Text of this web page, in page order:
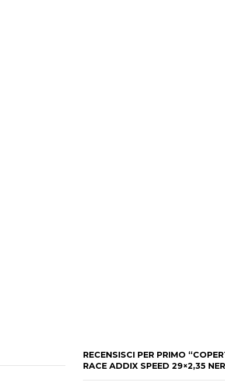
RECENSISCI PER PRIMO
RACE ADDIX SPEED 29×2,35